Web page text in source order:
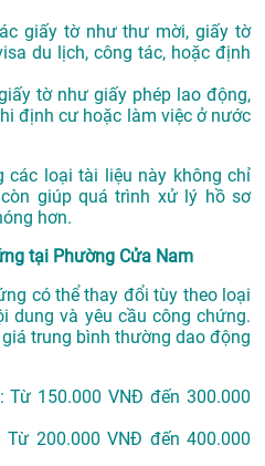
giấy tờ như thư mời, giấy tờ
du lịch, công tác, hoặc định
tờ như giấy phép lao động,
định cư hoặc làm việc ở nước
các loại tài liệu này không chỉ
giúp quá trình xử lý hồ sơ
hơn.
tại Phường Cửa Nam
có thể thay đổi tùy theo loại
dung và yêu cầu công chứng.
trung bình thường dao động
: Từ 150.000 VNĐ đến 300.000
Từ 200.000 VNĐ đến 400.000